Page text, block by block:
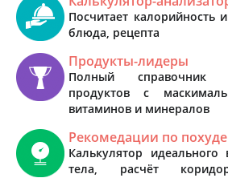
Посчитает калорийность
блюда, рецепта
Продукты-лидеры
Полный справочник
продуктов с
витаминов и минералов
Рекомедации по
Калькулятор
тела, расчёт